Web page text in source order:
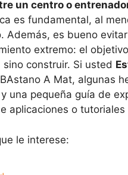
un centro o
es fundamental, al
Además, es bueno
extremo: el
sino construir. Si usted
Astano A Mat, algunas
una pequeña guía de
aplicaciones o tutoriales
le interese: